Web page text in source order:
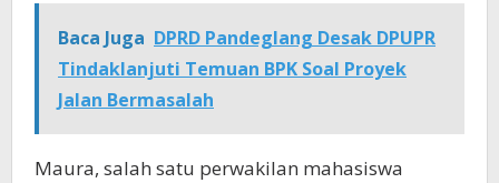
Baca Juga DPRD Pandeglang Desak DPUPR
Tindaklanjuti Temuan BPK Soal Proyek
Jalan Bermasalah
Maura, salah satu perwakilan mahasiswa